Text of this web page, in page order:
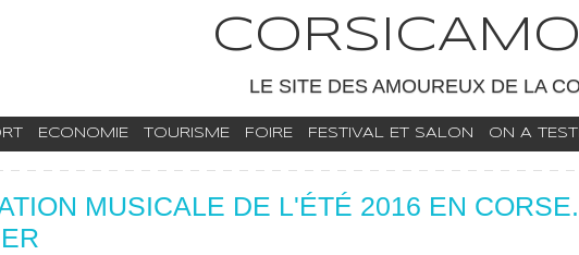
LE SITE DES AMOUREUX DE LA
ECONOMIE TOURISME FOIRE FESTIVAL ET SALON ON A
MUSICALE DE L'ÉTÉ 2016 EN